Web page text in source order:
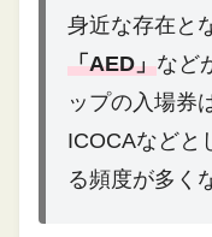
身近な存在と
「AED」など
ップの入場券
ICOCAなどと
る頻度が多く